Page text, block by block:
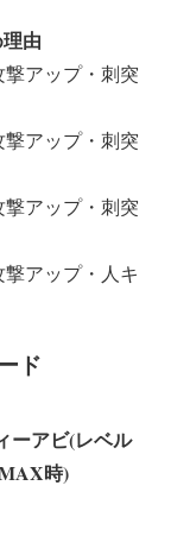
由
アップ・刺突
アップ・刺突
アップ・刺突
アップ・人キ
ド
ーアビ(レベル
時)